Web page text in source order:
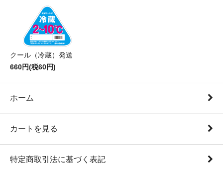
クール（冷蔵）発送
660円(税60円)
ホーム
カートを見る
特定商取引法に基づく表記